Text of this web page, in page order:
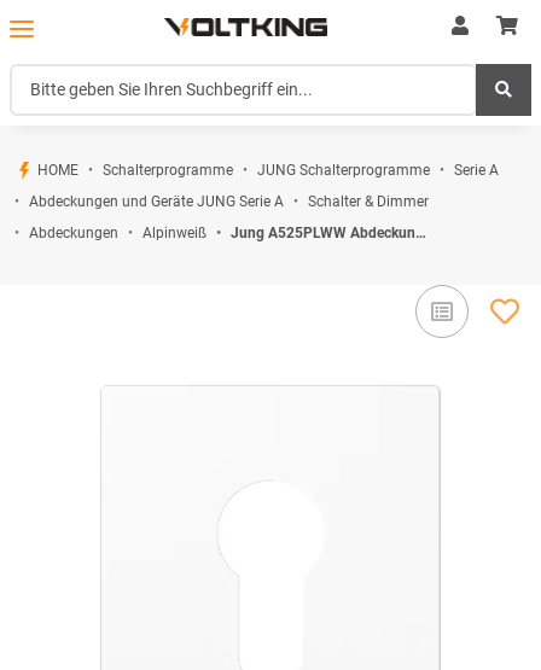
HOME Schalterprogramme JUNG Schalterprogramme
Serie A
Abdeckungen und Geräte JUNG Serie A
Schalter & Dimmer
Abdeckungen
Alpinweiß Jung A525PLWW Abdeckung f. Schluesselschalter Alpinweiß Serie A